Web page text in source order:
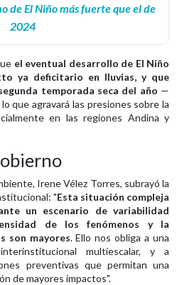
de El Niño más fuerte que el de
2024
el eventual desarrollo de El Niño
ya deficitario en lluvias, y que
temporada seca del año —
que agravará las presiones sobre la
en las regiones Andina y
Irene Vélez Torres, subrayó la
"Esta situación compleja
un escenario de variabilidad
de los fenómenos y la
son mayores. Ello nos obliga a una
multiescalar, y a
preventivas que permitan una
de mayores impactos".